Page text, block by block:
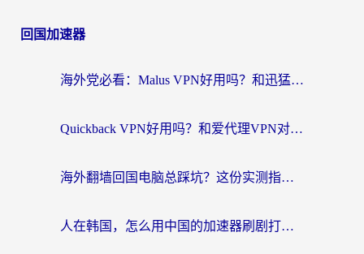
回国加速器
海外党必看：Malus VPN好用吗？和迅猛兔VPN对比哪个回国效果更好？附真实体验与避坑指南
Quickback VPN好用吗？和爱代理VPN对比哪个回国效果更好？
海外翻墙回国电脑总踩坑？这份实测指南帮你选对加速器（附ChickCNinitapMalus对比）
人在韩国，怎么用中国的加速器刷剧打游戏？这份真实体验指南给你答案